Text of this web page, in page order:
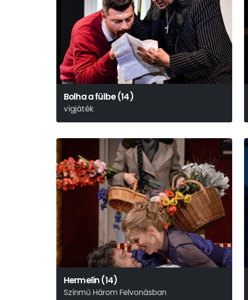
Bolha a fülbe (14)
vígjáték
Georges Feydeau
Hermelin (14)
Színmű Három Felvonásban